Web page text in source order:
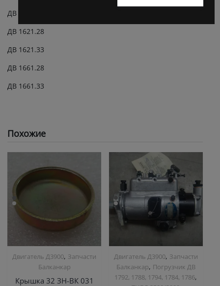
ДВ 1794.45
ДВ 1621.28
ДВ 1621.33
ДВ 1661.28
ДВ 1661.33
Похожие
Двигатель Д3900, Запчасти
Балканкар
Крышка 32 ЗН-ВК 031
Двигатель Д3900, Запчасти
Балканкар, Погрузчик ДВ
1792, 1788, 1794, 1784, 1786,